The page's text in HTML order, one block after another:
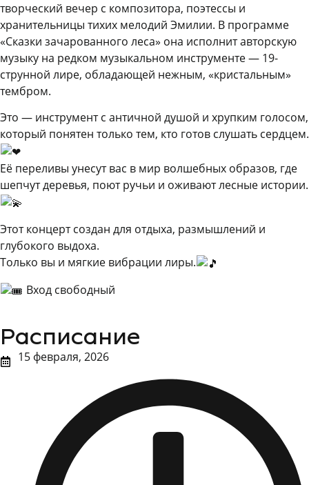
творческий вечер с композитора, поэтессы и
хранительницы тихих мелодий Эмилии. В программе
«Сказки зачарованного леса» она исполнит авторскую
музыку на редком музыкальном инструменте — 19-
струнной лире, обладающей нежным, «кристальным»
тембром.
Это — инструмент с античной душой и хрупким голосом,
который понятен только тем, кто готов слушать сердцем.
Её переливы унесут вас в мир волшебных образов, где
шепчут деревья, поют ручьи и оживают лесные истории.
Этот концерт создан для отдыха, размышлений и
глубокого выдоха.
Только вы и мягкие вибрации лиры.
Вход свободный
Расписание
15 февраля, 2026